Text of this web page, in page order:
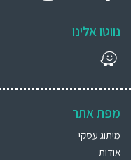
נווטו אלינו
מפת אתר
מיתוג עסקי
אודות